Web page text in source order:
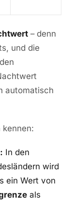
– denn
und die
automatisch
In den
wird
ein Wert von
als